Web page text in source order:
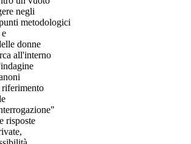
negli
metodologici
donne
all'interno
riferimento
risposte